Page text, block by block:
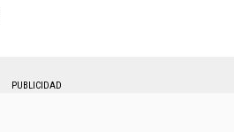
PUBLICIDAD